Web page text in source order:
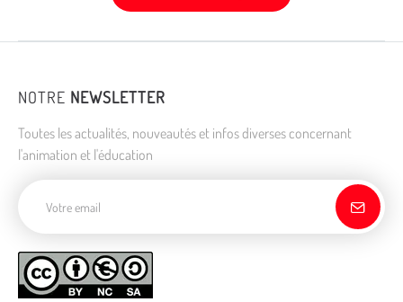
NOTRE NEWSLETTER
Toutes les actualités, nouveautés et infos diverses concernant
l'animation et l'éducation